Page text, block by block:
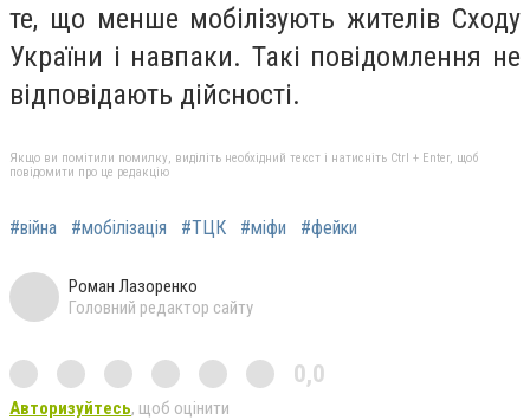
те, що менше мобілізують жителів Сходу
України і навпаки. Такі повідомлення не
відповідають дійсності.
Якщо ви помітили помилку, виділіть необхідний текст і натисніть Ctrl + Enter, щоб
повідомити про це редакцію
#війна #мобілізація #ТЦК #міфи #фейки
Роман Лазоренко
Головний редактор сайту
0,0
Авторизуйтесь, щоб оцінити